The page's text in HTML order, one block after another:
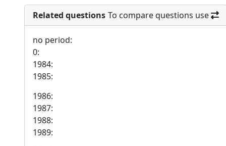
Related questions To compare questions use
no period:
0:
1984:
1985:
1986:
1987:
1988:
1989: